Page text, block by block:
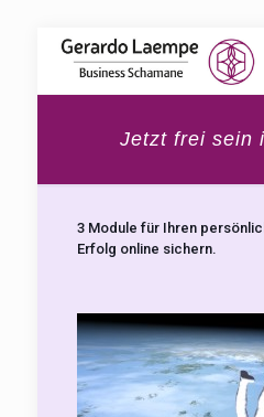
Jetzt frei sein
3 Module für Ihren
Erfolg online sichern.